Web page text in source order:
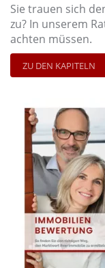
Sie trauen sich
zu? In unserem
achten müssen.
ZU DEN KAPITELN